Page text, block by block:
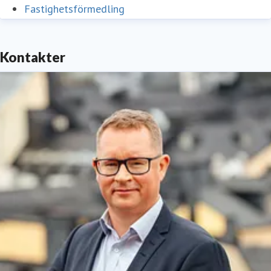
Fastighetsförmedling
Kontakter